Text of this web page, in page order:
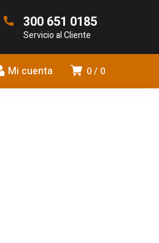
300 651 0185
Servicio al Cliente
0 0
Mi cuenta